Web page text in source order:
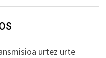
urtez urte